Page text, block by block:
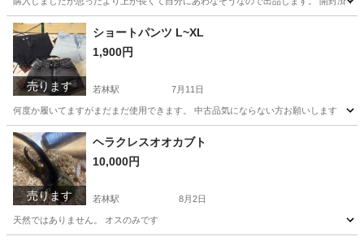
愛知 豊田市 ワンピース
売ります
ショートパンツ L~XL
1,900円
若林駅 7月11日
何度か履いてますがまだまだ使用できます。 中古品気にならない方お願いします
愛知 豊田市 若林駅 パンツ ショートパンツ
売ります
ヘラクレスオオカブト
10,000円
若林駅 8月2日
天然ではありません。 オスのみです